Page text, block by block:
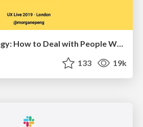
Design and Strategy: How to Deal with People Who Don’t "Get" Design
133 19k